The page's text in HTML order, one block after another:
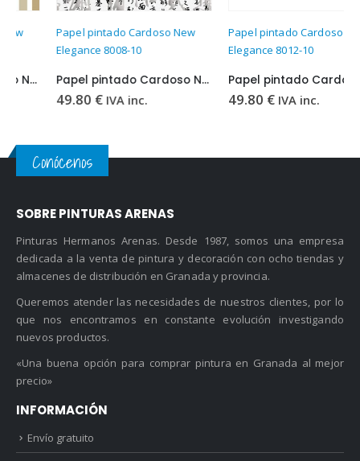
Papel pintado Cardoso New
Elegance 8008-10
Papel pintado Cardoso New Elegance 8008-10
€ IVA inc.
Papel pintado Cardoso New
Elegance 8012-10
Papel pintado Cardoso New Elegance 8012-10
€ IVA inc.
Conócenos
SOBRE PINTURAS ARENAS
Pinturas Hermanos Arenas. Desde 1987, somos una empresa
dedicada a la venta de pintura y decoración con ocho tiendas y
almacenes de distribución en Granada y provincia.
Queremos atender las necesidades de nuestros clientes, por lo
que nos encontramos en constante evolución investigando
nuevos productos.
«Una buena opción para comprar pintura en Granada al mejor
precio»
INFORMACIÓN
Envío gratuito